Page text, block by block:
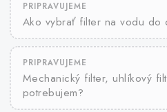
PRIPRAVUJEME
Ako vybrať filter na vodu do
PRIPRAVUJEME
Mechanický filter, uhlíkový
potrebujem?